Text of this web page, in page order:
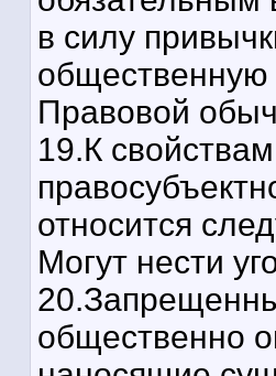
в силу
общественную
Правовой
19.К
относится
Могут нести
общественно